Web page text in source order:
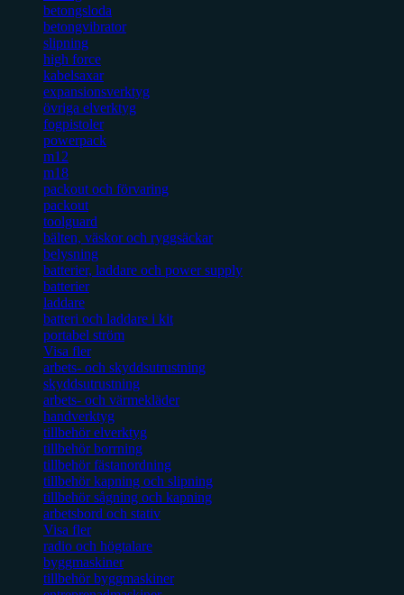
betongsloda
betongvibrator
slipning
high force
kabelsaxar
expansionsverktyg
övriga elverktyg
fogpistoler
powerpack
m12
m18
packout och förvaring
packout
toolguard
bälten, väskor och ryggsäckar
belysning
batterier, laddare och power supply
batterier
laddare
batteri och laddare i kit
portabel ström
Visa fler
arbets- och skyddsutrustning
skyddsutrustning
arbets- och värmekläder
handverktyg
tillbehör elverktyg
tillbehör borrning
tillbehör fästanordning
tillbehör kapning och slipning
tillbehör sågning och kapning
arbetsbord och stativ
Visa fler
radio och högtalare
byggmaskiner
tillbehör byggmaskiner